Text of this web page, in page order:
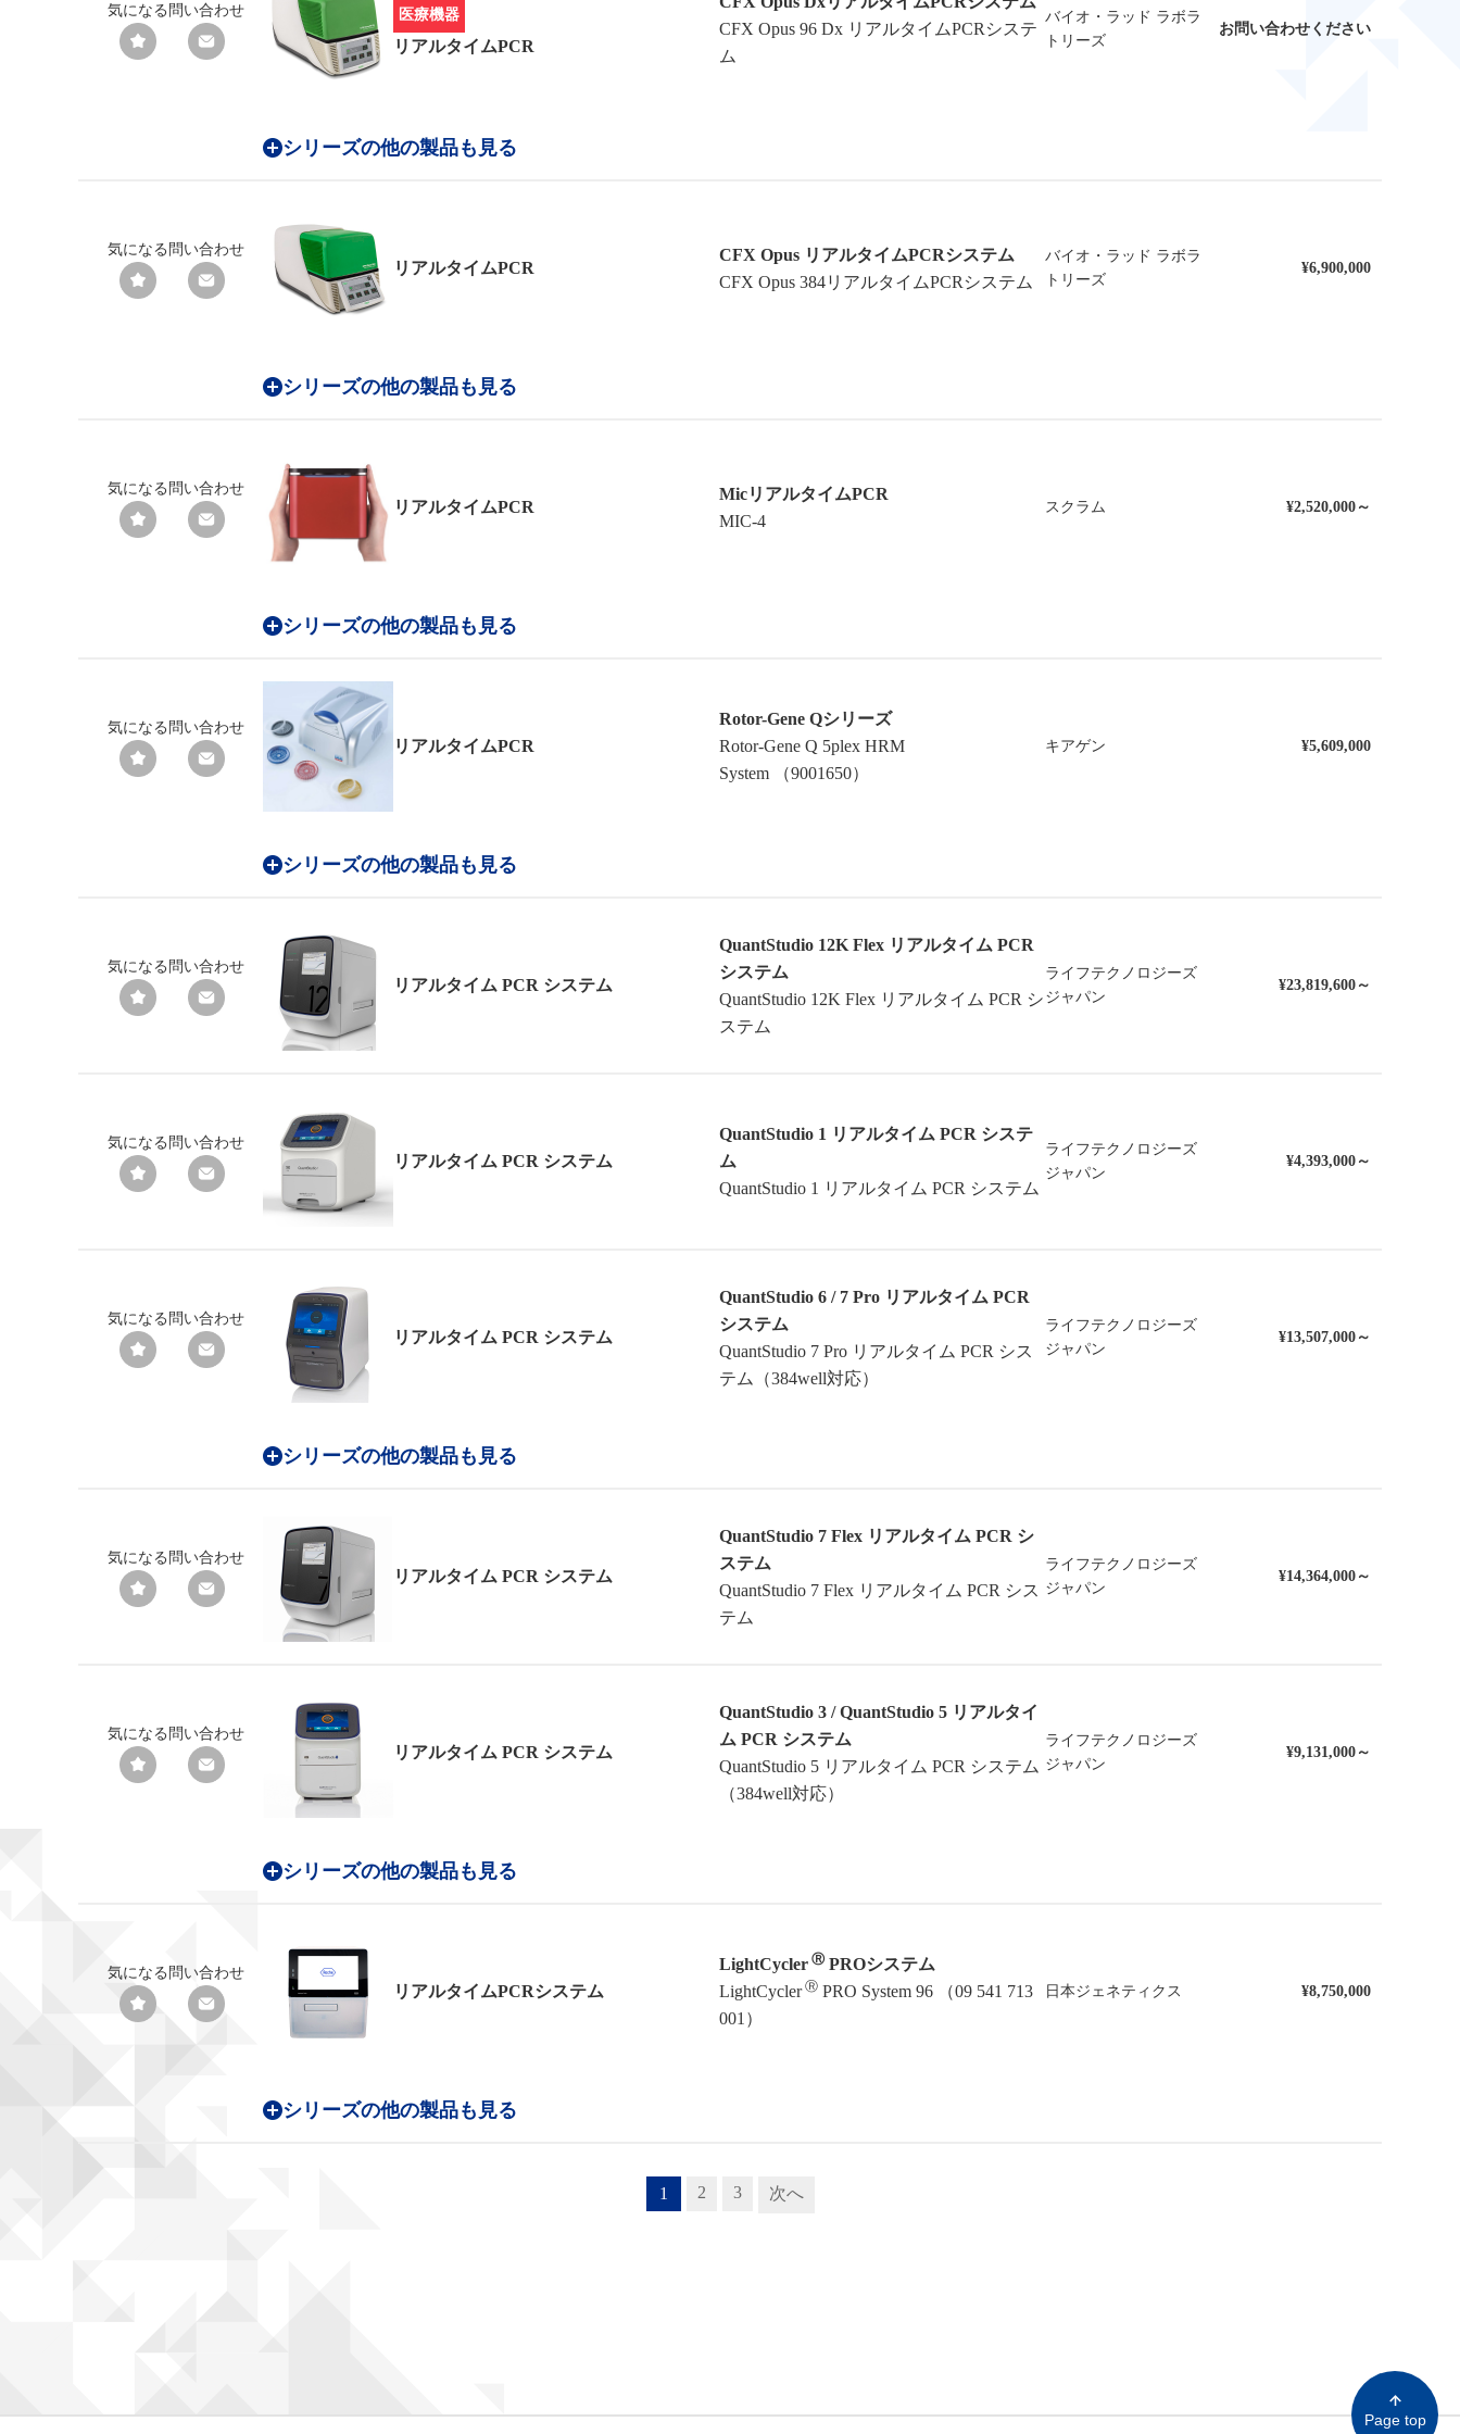
気になる 問い合わせ 医療機器
リアルタイムPCR
CFX Opus 96 Dx リアルタイムPCRシステ
ム
バイオ・ラッド ラボラ
トリーズ
お問い合わせください
シリーズの他の製品も見る
気になる 問い合わせ
リアルタイムPCR
CFX Opus リアルタイムPCRシステム
CFX Opus 384リアルタイムPCRシステム
バイオ・ラッド ラボラ
トリーズ
¥6,900,000
シリーズの他の製品も見る
気になる 問い合わせ
リアルタイムPCR
MicリアルタイムPCR
MIC-4
スクラム ¥2,520,000～
シリーズの他の製品も見る
気になる 問い合わせ
リアルタイムPCR
Rotor-Gene Qシリーズ
Rotor-Gene Q 5plex HRM
System （9001650）
キアゲン ¥5,609,000
シリーズの他の製品も見る
気になる 問い合わせ
リアルタイム PCR システム
QuantStudio 12K Flex リアルタイム PCR
システム
QuantStudio 12K Flex リアルタイム PCR シ
ステム
ライフテクノロジーズ
ジャパン
¥23,819,600～
気になる 問い合わせ
リアルタイム PCR システム
QuantStudio 1 リアルタイム PCR システ
ム
QuantStudio 1 リアルタイム PCR システム
ライフテクノロジーズ
ジャパン
¥4,393,000～
気になる 問い合わせ
リアルタイム PCR システム
QuantStudio 6 / 7 Pro リアルタイム PCR
システム
QuantStudio 7 Pro リアルタイム PCR シス
テム（384well対応）
ライフテクノロジーズ
ジャパン
¥13,507,000～
シリーズの他の製品も見る
気になる 問い合わせ
リアルタイム PCR システム
QuantStudio 7 Flex リアルタイム PCR シ
ステム
QuantStudio 7 Flex リアルタイム PCR シス
テム
ライフテクノロジーズ
ジャパン
¥14,364,000～
気になる 問い合わせ
リアルタイム PCR システム
QuantStudio 3 / QuantStudio 5 リアルタイ
ム PCR システム
QuantStudio 5 リアルタイム PCR システム
（384well対応）
ライフテクノロジーズ
ジャパン
¥9,131,000～
シリーズの他の製品も見る
気になる 問い合わせ
リアルタイムPCRシステム
LightCycler Ⓡ PROシステム
LightCyclerⓇ PRO System 96 （09 541 713
001）
日本ジェネティクス ¥8,750,000
シリーズの他の製品も見る
1 2 3 次へ
Page top